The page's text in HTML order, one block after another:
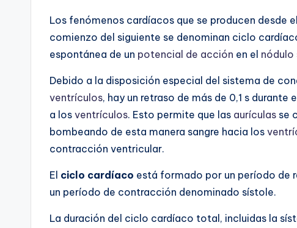
Los fenómenos cardíacos que se producen desde
comienzo del siguiente se denominan ciclo
espontánea de un potencial de acción en el nódulo
Debido a la disposición especial del sistema de
ventrículos, hay un retraso de más de 0,1 s
a los ventrículos. Esto permite que las aurículas se
bombeando de esta manera sangre hacia los
contracción ventricular.
El ciclo cardíaco está formado por un período de
un período de contracción denominado sístole.
La duración del ciclo cardíaco total, incluidas la